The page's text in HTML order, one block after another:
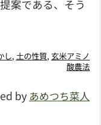
案である、そう
し, 土の性質, 玄米アミノ
酸農法
by あめつち菜人